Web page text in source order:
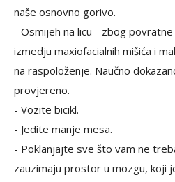
naše osnovno gorivo.
- Osmijeh na licu - zbog
izmedju maxiofacialnih mišića i
na raspoloženje. Naučno
provjereno.
- Vozite bicikl.
- Jedite manje mesa.
- Poklanjajte sve što vam ne
zauzimaju prostor u mozgu, koji